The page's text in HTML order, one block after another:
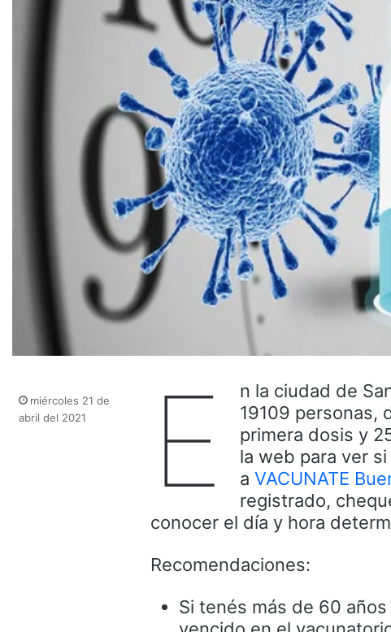
E
n la ciudad de
19109 personas,
primera dosis y
la web para ver
a VACUNATE
registrado,
conocer el día y hora
Recomendaciones:
Si tenés más de 60
miércoles 21 de
abril del 2021